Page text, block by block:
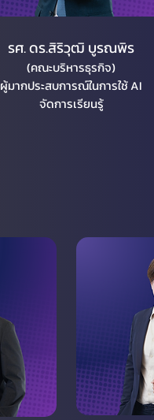
รศ. ดร.สิริวุฒิ บูรณพิร
(คณะบริหารธุรกิจ)
ผู้มากประสบการณ์ในการใช้ AI
จัดการเรียนรู้